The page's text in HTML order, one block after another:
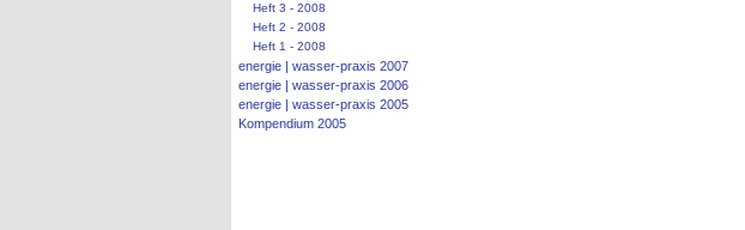
Heft 3 - 2008
Heft 2 - 2008
Heft 1 - 2008
energie | wasser-praxis 2007
energie | wasser-praxis 2006
energie | wasser-praxis 2005
Kompendium 2005